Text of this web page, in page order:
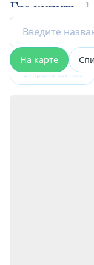
Где купить 1
На карте
Открыта сейчас